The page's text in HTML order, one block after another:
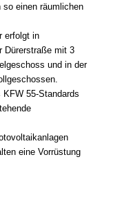
so einen räumlichen
erfolgt in
Dürerstraße mit 3
und in der
KFW 55-Standards
eine Vorrüstung